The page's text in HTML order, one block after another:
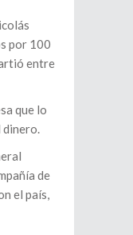
por 100
entre
que lo
dinero.
de
el país,